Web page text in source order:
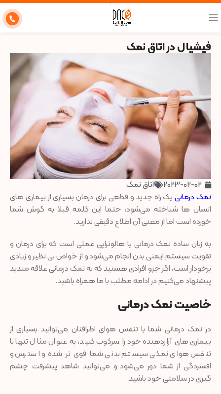
فیشیال در اتاق نمک
2023-02-02
اتاق نمک
نمک درمانییک راه جدید و قطعی برای درمان بسیاری از بیماری های
انسان ها شناخته می‌شود، حتما این کلمه قبلا به گوش شما
خورده است اما از معنی آن اطلاع دقیقی ندارید.
به زبان ساده نمک درمانی یا هالوتراپی عملی است که برای درمان و
تقویت سیستم ایمنی بدن انجام می‌شود و از خواص بی نظیر و زیادی
برخودار است، اگر جزو افرادی هستید که به نمک درمانی علاقه مندید
پيشنهاد می‌کنیم در ادامه مطلب با ما همراه باشید.
خاصیت نمک درمانی
در نمک درمانی شما با تنفس هوای اطرافتان می‌توانید بسیاری از
بیماری های آزاردهنده خود را سرکوب کنید، به عنوان مثال تنها با
تنفس‌ هوای نمکی سیستم بدنی شما قوی تر شده و استرس و
افسردگی از شما دور می‌شود و می‌توانید شاهد پیشرفت چشم
گیری در سلامتی خود باشید.